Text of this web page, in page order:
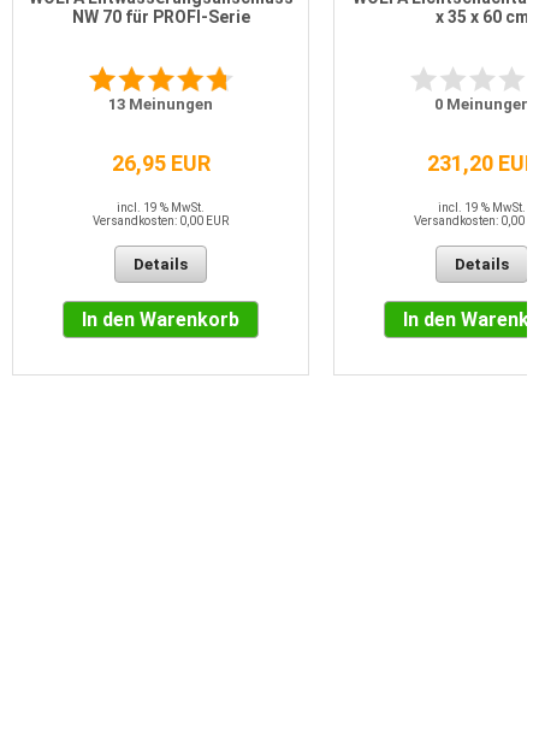
NW 70 für PROFI-Serie
13 Meinungen
26,95 EUR
incl. 19 % MwSt.
Versandkosten: 0,00 EUR
Details
In den Warenkorb
x 35 x 60 cm
0Meinungen
231,20 EUR
incl. 19 % MwSt.
Versandkosten: 0,00
Details
In den